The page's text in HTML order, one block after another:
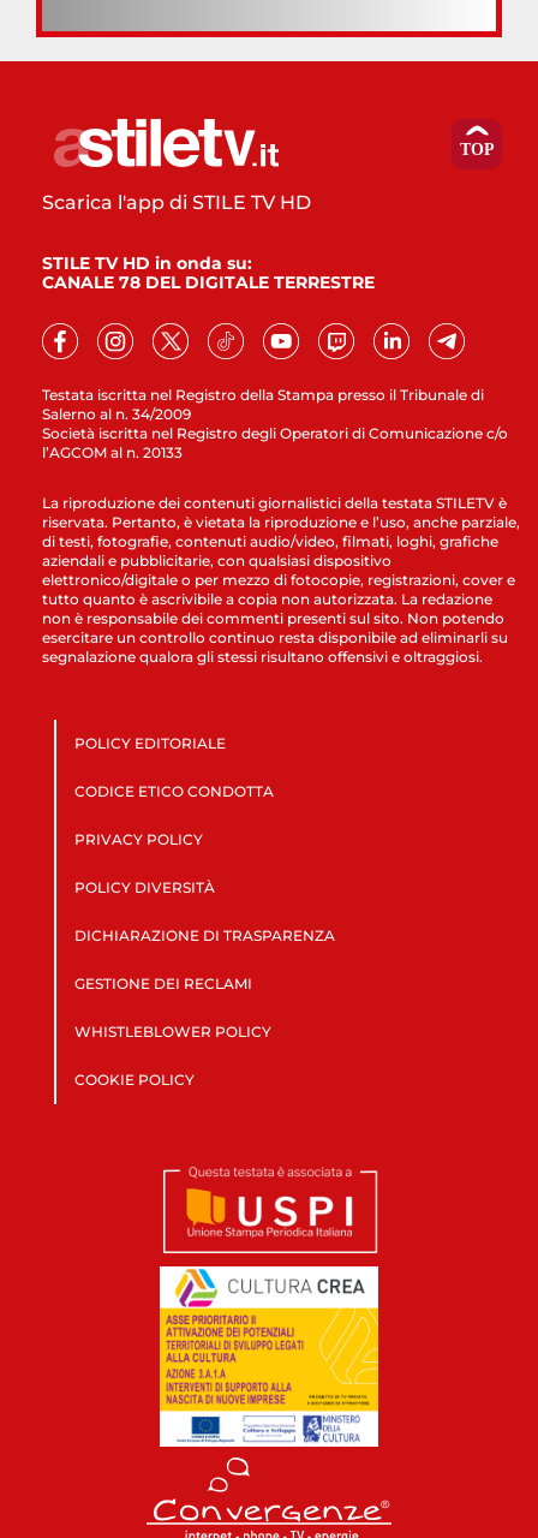
Testata iscritta nel Registro della Stampa presso il Tribunale di
Salerno al n. 34/2009
Società iscritta nel Registro degli Operatori di Comunicazione c/o
l’AGCOM al n. 20133
Scarica l'app di STILE TV HD
STILE TV HD in onda su:
CANALE 78 DEL DIGITALE TERRESTRE
La riproduzione dei contenuti giornalistici della testata STILETV è
riservata. Pertanto, è vietata la riproduzione e l’uso, anche parziale,
di testi, fotografie, contenuti audio/video, filmati, loghi, grafiche
aziendali e pubblicitarie, con qualsiasi dispositivo
elettronico/digitale o per mezzo di fotocopie, registrazioni, cover e
tutto quanto è ascrivibile a copia non autorizzata. La redazione
non è responsabile dei commenti presenti sul sito. Non potendo
esercitare un controllo continuo resta disponibile ad eliminarli su
segnalazione qualora gli stessi risultano offensivi e oltraggiosi.
POLICY EDITORIALE
CODICE ETICO CONDOTTA
PRIVACY POLICY
POLICY DIVERSITÀ
DICHIARAZIONE DI TRASPARENZA
GESTIONE DEI RECLAMI
WHISTLEBLOWER POLICY
COOKIE POLICY